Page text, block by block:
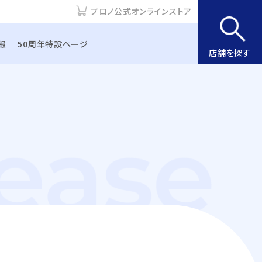
プロノ公式オンラインストア
50周年特設ページ
店舗を探す